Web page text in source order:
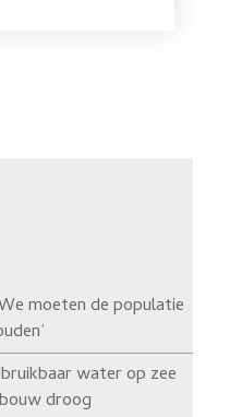
moeten de populatie
water op zee
droog